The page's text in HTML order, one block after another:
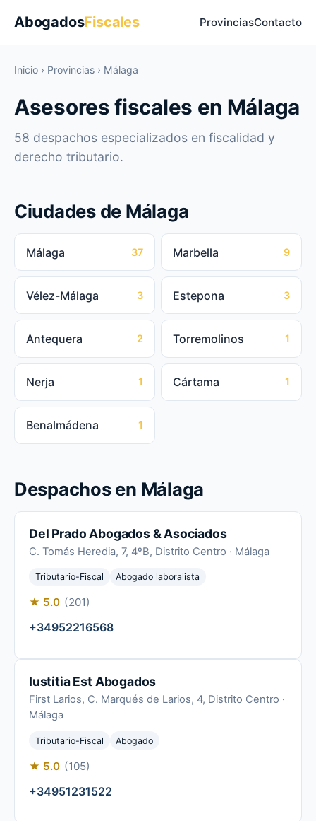
AbogadosFiscales ProvinciasContacto
Inicio › Provincias › Málaga
Asesores fiscales en Málaga
58 despachos especializados en fiscalidad y
derecho tributario.
Ciudades de Málaga
Málaga 37 Marbella 9
Vélez-Málaga 3 Estepona 3
Antequera 2 Torremolinos 1
Nerja 1 Cártama 1
Benalmádena 1
Despachos en Málaga
Del Prado Abogados & Asociados
C. Tomás Heredia, 7, 4ºB, Distrito Centro · Málaga
Tributario-Fiscal Abogado laboralista
★ 5.0 (201)
+34952216568
Iustitia Est Abogados
First Larios, C. Marqués de Larios, 4, Distrito Centro ·
Málaga
Tributario-Fiscal Abogado
★ 5.0 (105)
+34951231522